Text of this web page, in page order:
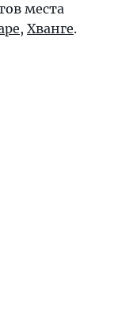
места
, Хванге.